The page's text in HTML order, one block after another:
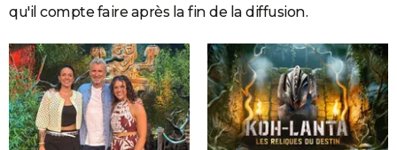
qu'il compte faire après la fin de la diffusion.